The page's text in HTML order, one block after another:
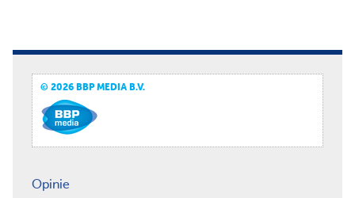
© 2026 BBP MEDIA B.V.
Opinie